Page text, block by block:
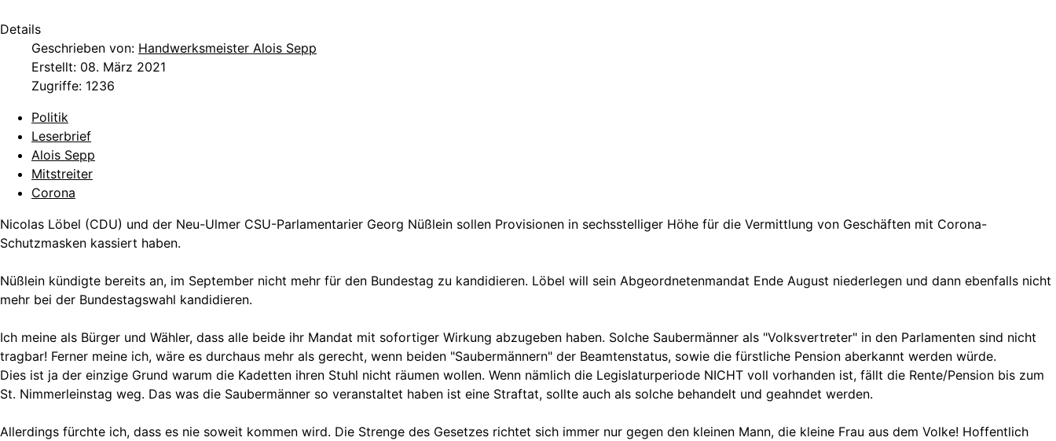
Details
Geschrieben von: Handwerksmeister Alois Sepp
Erstellt: 08. März 2021
Zugriffe: 1236
Politik
Leserbrief
Alois Sepp
Mitstreiter
Corona
Nicolas Löbel (CDU) und der Neu-Ulmer CSU-Parlamentarier Georg Nüßlein sollen Provisionen in sechsstelliger Höhe für die Vermittlung von Geschäften mit Corona-
Schutzmasken kassiert haben.
Nüßlein kündigte bereits an, im September nicht mehr für den Bundestag zu kandidieren. Löbel will sein Abgeordnetenmandat Ende August niederlegen und dann ebenfalls nicht
mehr bei der Bundestagswahl kandidieren.
Ich meine als Bürger und Wähler, dass alle beide ihr Mandat mit sofortiger Wirkung abzugeben haben. Solche Saubermänner als "Volksvertreter" in den Parlamenten sind nicht
tragbar! Ferner meine ich, wäre es durchaus mehr als gerecht, wenn beiden "Saubermännern" der Beamtenstatus, sowie die fürstliche Pension aberkannt werden würde.
Dies ist ja der einzige Grund warum die Kadetten ihren Stuhl nicht räumen wollen. Wenn nämlich die Legislaturperiode NICHT voll vorhanden ist, fällt die Rente/Pension bis zum
St. Nimmerleinstag weg. Das was die Saubermänner so veranstaltet haben ist eine Straftat, sollte auch als solche behandelt und geahndet werden.
Allerdings fürchte ich, dass es nie soweit kommen wird. Die Strenge des Gesetzes richtet sich immer nur gegen den kleinen Mann, die kleine Frau aus dem Volke! Hoffentlich